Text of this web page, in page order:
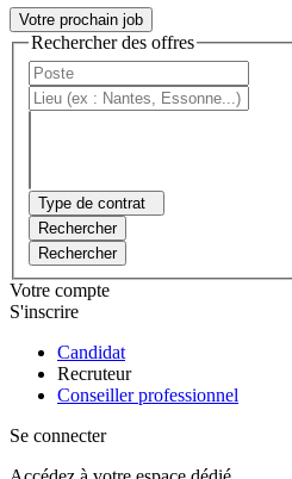
Votre prochain job
Rechercher des offres
Type de contrat
Rechercher
Rechercher
Votre compte
S'inscrire
Candidat
Recruteur
Conseiller professionnel
Se connecter